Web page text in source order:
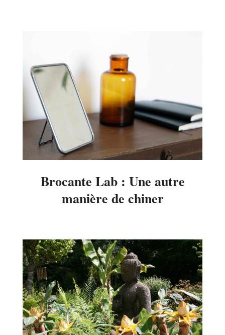
Brocante Lab : Une autre
manière de chiner
02